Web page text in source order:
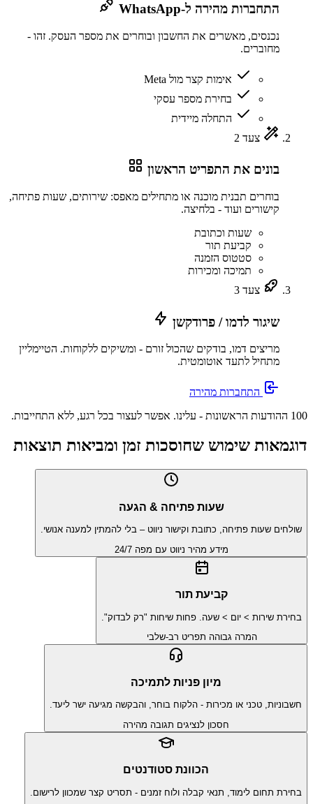
התחברות מהירה ל-WhatsApp
נכנסים, מאשרים את החשבון ובוחרים את מספר העסק. זהו -
מחוברים.
אימות קצר מול Meta
בחירת מספר עסקי
התחלה מיידית
צעד 2
בונים את התפריט הראשון
בוחרים תבנית מוכנה או מתחילים מאפס: שירותים, שעות פתיחה,
קישורים ועוד - בלחיצה.
שעות וכתובת
קביעת תור
סטטוס הזמנה
תמיכה ומכירות
צעד 3
שיגור לדמו / פרודקשן
מריצים דמו, בודקים שהכול זורם - ומשיקים ללקוחות. הטיימליין
מתחיל לתעד אוטומטית.
התחברות מהירה
100 ההודעות הראשונות - עלינו. אפשר לעצור בכל רגע, ללא התחייבות.
דוגמאות שימוש שחוסכות זמן ומביאות תוצאות
שעות פתיחה & הגעה
שולחים שעות פתיחה, כתובת וקישור ניווט – בלי להמתין למענה אנושי.
מידע מהיר ניווט עם מפה 24/7
קביעת תור
בחירת שירות > יום > שעה. פחות שיחות "רק לבדוק".
המרה גבוהה תפריט רב-שלבי
מיון פניות לתמיכה
חשבוניות, טכני או מכירות - הלקוח בוחר, והבקשה מגיעה ישר ליעד.
חסכון לנציגים תגובה מהירה
הכוונת סטודנטים
בחירת תחום לימוד, תנאי קבלה ולוח זמנים - תסריט קצר שמכוון לרישום.